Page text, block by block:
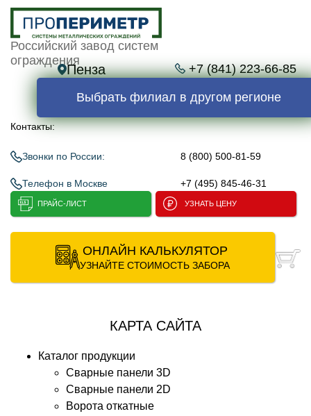
Российский завод систем
ограждения
Пенза +7 (841) 223-66-85
Выбрать филиал в другом регионе
Контакты:
Звонки по России: 8 (800) 500-81-59
Телефон в Москве +7 (495) 845-46-31
ПРАЙС-ЛИСТ УЗНАТЬ ЦЕНУ
ОНЛАЙН КАЛЬКУЛЯТОР
УЗНАЙТЕ СТОИМОСТЬ ЗАБОРА
КАРТА САЙТА
Каталог продукции
Сварные панели 3D
Сварные панели 2D
Ворота откатные